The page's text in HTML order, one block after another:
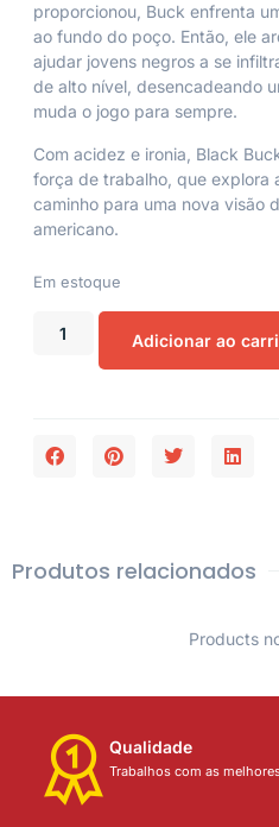
proporcionou, Buck enfrenta
ao fundo do poço. Então, ele
ajudar jovens negros a se
de alto nível, desencadeando
muda o jogo para sempre.
Com acidez e ironia, Black
força de trabalho, que explora
caminho para uma nova visão
americano.
Em estoque
Adicionar ao
Produtos relacionados
Products
Qualidade
Trabalhos com as